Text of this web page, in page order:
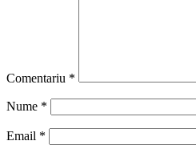
Comentariu *
Nume *
Email *